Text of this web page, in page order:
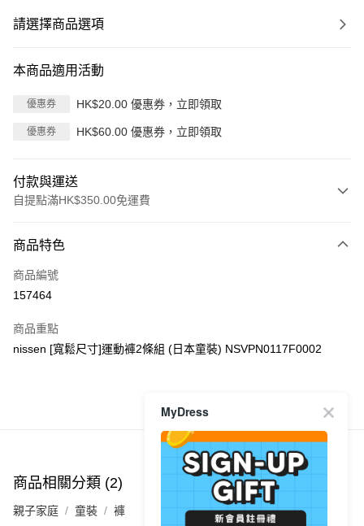
請選擇商品選項
本商品適用活動
優惠券 HK$20.00 優惠券，立即領取
優惠券 HK$60.00 優惠券，立即領取
付款與運送
自提點滿HK$350.00免運費
信用卡
Apple Pay
PayMe
每筆HK$40.00，滿HK$350.00或以上免運費
付款後順豐站及營業點
每筆HK$40.00，滿HK$350.00或以上免運費
商品特色
商品編號
157464
商品重點
nissen [寬鬆尺寸]運動褲2條組 (日本童裝) NSVPN0117F0002
商品推薦
商品相關分類 (2)
親子家庭 童裝 褲
MyDress